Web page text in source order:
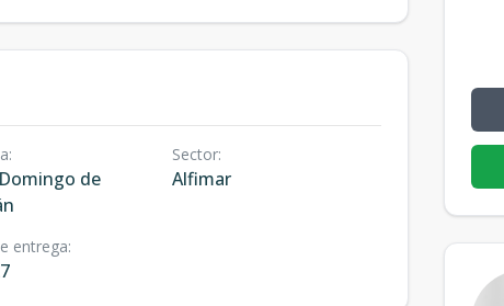
:
de
Sector:
Alfimar
entrega: